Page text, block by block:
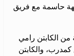
حاسمة مع فريق
من الكابتن رامي
كمدرب، والكابتن